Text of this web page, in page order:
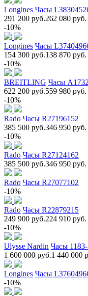
Longines Часы
291 200 руб.262 080 руб.
-10%
Longines Часы
154 300 руб.138 870 руб.
-10%
BREITLING Часы
622 200 руб.559 980 руб.
-10%
Rado Часы R27196152
385 500 руб.346 950 руб.
-10%
Rado Часы R27124162
385 500 руб.346 950 руб.
Rado Часы R27077102
-10%
Rado Часы R22879215
249 900 руб.224 910 руб.
-10%
Ulysse Nardin Часы
1 600 000 руб.1 440 000
Longines Часы
-10%